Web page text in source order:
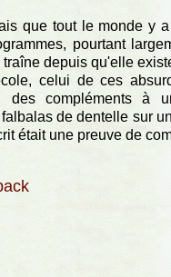
que tout le monde y
pourtant
depuis qu'elle
celui de ces
des compléments à
de dentelle sur
était une preuve de